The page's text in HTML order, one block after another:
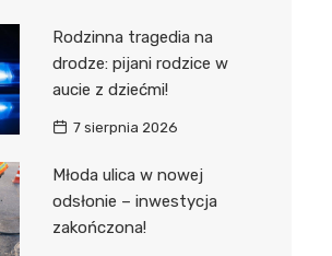
Rodzinna tragedia na
drodze: pijani rodzice w
aucie z dziećmi!
7 sierpnia 2026
Młoda ulica w nowej
odsłonie – inwestycja
zakończona!